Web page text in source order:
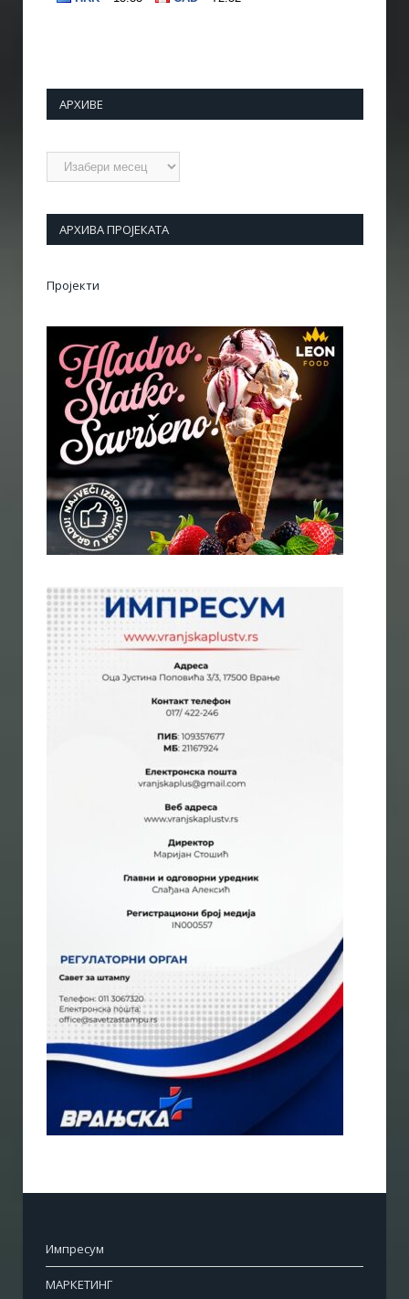
АРХИВЕ
Архиве
АРХИВА ПРОЈЕКАТА
Пројекти
Импресум
МАРКЕТИНГ